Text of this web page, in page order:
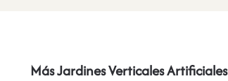
Más Jardines Verticales Artificiales